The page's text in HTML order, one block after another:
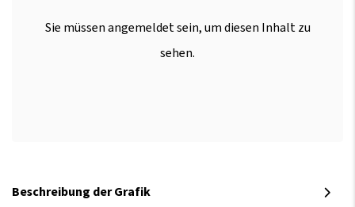
Sie müssen angemeldet sein, um diesen Inhalt zu
sehen.
Beschreibung der Grafik